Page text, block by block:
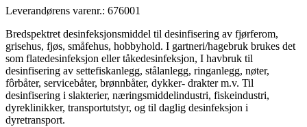
Leverandørens varenr.: 676001
Bredspektret desinfeksjonsmiddel til desinfisering av fjørferom,
grisehus, fjøs, småfehus, hobbyhold. I gartneri/hagebruk brukes det
som flatedesinfeksjon eller tåkedesinfeksjon, I havbruk til
desinfisering av settefiskanlegg, stålanlegg, ringanlegg, nøter,
fôrbåter, servicebåter, brønnbåter, dykker- drakter m.v. Til
desinfisering i slakterier, næringsmiddelindustri, fiskeindustri,
dyreklinikker, transportutstyr, og til daglig desinfeksjon i
dyretransport.